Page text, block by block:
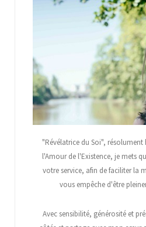
"Révélatrice du Soi",
l'Amour de l'Existence, je mets
votre service, afin de faciliter la
vous empêche d'être
Avec sensibilité, générosité et